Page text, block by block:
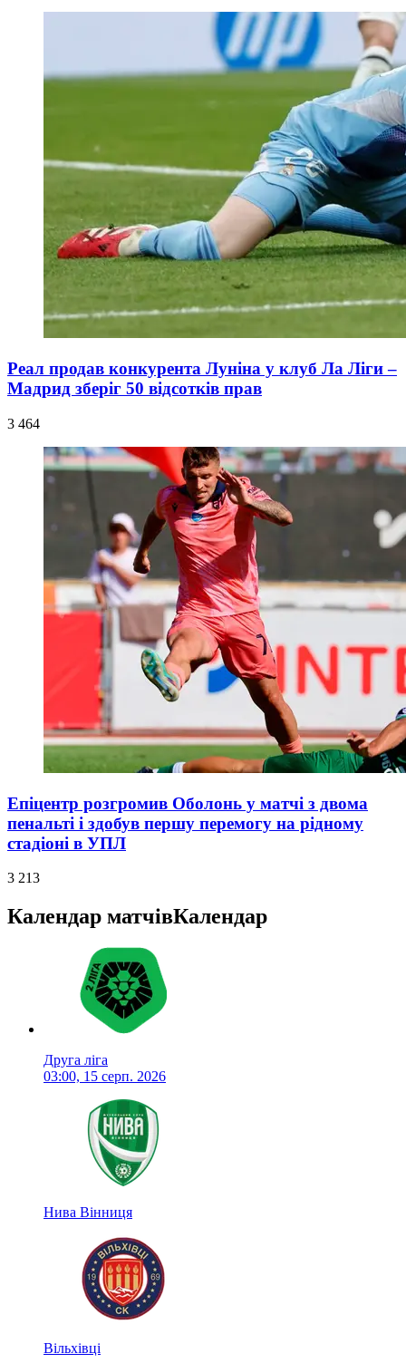
Реал продав конкурента Луніна у клуб Ла Ліги –
Мадрид зберіг 50 відсотків прав
3 464
Епіцентр розгромив Оболонь у матчі з двома
пенальті і здобув першу перемогу на рідному
стадіоні в УПЛ
3 213
Календар матчівКалендар
Друга ліга
03:00, 15 серп. 2026
Нива Вінниця
Вільхівці